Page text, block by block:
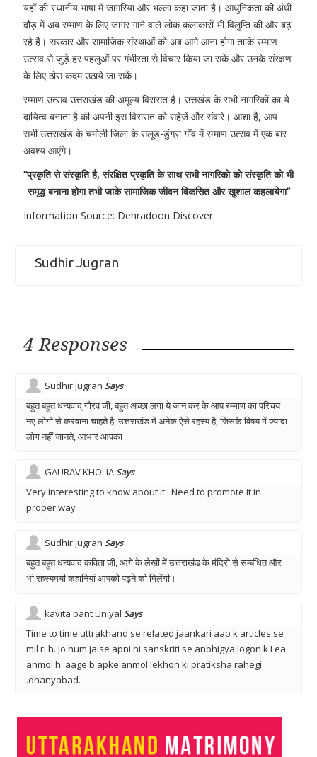
यहाँ की स्थानीय भाषा में जागरिया और भल्ला कहा जाता है। आधुनिकता की अंधी
दौड़ में अब रम्माण के लिए जागर गाने वाले लोक कलाकारों भी विलुप्ति की और बढ़
रहे है। सरकार और सामाजिक संस्थाओं को अब आगे आना होगा ताकि रम्माण
उत्सव से जुड़े हर पहलुओं पर गंभीरता से विचार किया जा सकें और उनके संरक्षण
के लिए ठोस कदम उठाये जा सकें।
रम्माण उत्सव उत्तराखंड की अमूल्य विरासत है। उत्तखंड के सभी नागरिकों का ये
दायित्व बनाता है की अपनी इस विरासत को सहेजें और संवारे। आशा है, आप
सभी उत्तराखंड के चमोली जिला के सलूड-डुंग्रा गाँव में रम्माण उत्सव में एक बार
अवश्य आएंगे।
“प्रकृति से संस्कृति है, संरक्षित प्रकृति के साथ सभी नागरिको को संस्कृति को भी
समृद्ध बनाना होगा तभी जाके सामाजिक जीवन विकसित और खुशाल कहलायेगा”
Information Source: Dehradoon Discover
Sudhir Jugran
4 Responses
Sudhir Jugran Says
बहुत बहुत धन्यवाद् गौरव जी, बहुत अच्छा लगा ये जान कर के आप रम्माण का परिचय
नए लोगो से करवाना चाहते है, उत्तराखंड में अनेक ऐसे रहस्य है, जिसके विषय में ज़्यादा
लोग नहीं जानते, आभार आपका
GAURAV KHOLIASays
Very interesting to know about it . Need to promote it in
proper way .
Sudhir Jugran Says
बहुत बहुत धन्यवाद कविता जी, आगे के लेखों में उत्तराखंड के मंदिरों से सम्बंधित और
भी रहस्यमयी कहानियां आपको पढ़ने को मिलेंगी।
kavita pant Uniyal Says
Time to time uttrakhand se related jaankari aap k articles se
mil ri h..Jo hum jaise apni hi sanskriti se anbhigya logon k Lea
anmol h..aage b apke anmol lekhon ki pratiksha rahegi
.dhanyabad.